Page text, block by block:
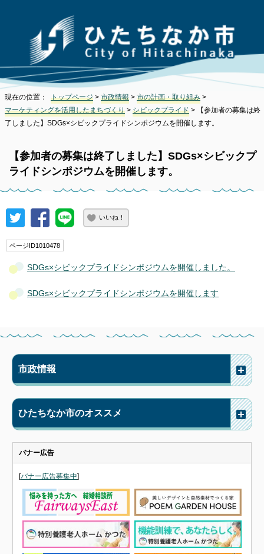
現在の位置： トップページ > 市政情報 > 市の計画・取り組み >
マーケティングを活用したまちづくり > シビックプライド > 【参加者の募集は終
了しました】SDGs×シビックプライドシンポジウムを開催します。
【参加者の募集は終了しました】SDGs×シビックプ
ライドシンポジウムを開催します。
いいね！
ページID1010478
SDGs×シビックプライドシンポジウムを開催しました。
SDGs×シビックプライドシンポジウムを開催します
市政情報
ひたちなか市のオススメ
バナー広告
[バナー広告募集中]